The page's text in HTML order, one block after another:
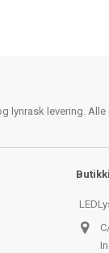
levering.